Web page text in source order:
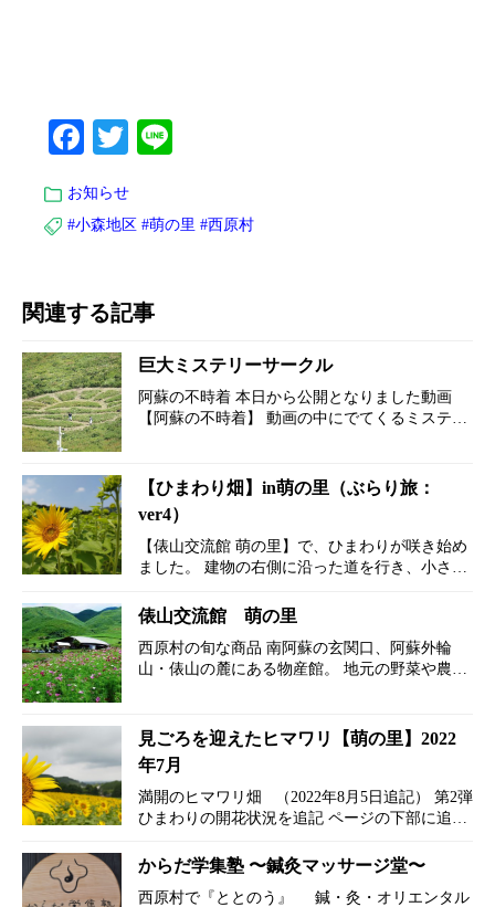
Facebook
Twitter
お知らせ
#小森地区 #萌の里 #西原村
関連する記事
巨大ミステリーサークル
阿蘇の不時着 本日から公開となりました動画
【阿蘇の不時着】 動画の中にでてくるミステリ
っと!くまもっと。熊本県観光チャンネル &nb…
【ひまわり畑】in萌の里（ぶらり旅：
ver4）
【俵山交流館 萌の里】で、ひまわりが咲き始め
ました。 建物の右側に沿った道を行き、小さな
畑があります。 ところどころ花が咲いてます。
きれいに咲いてい…
俵山交流館 萌の里
西原村の旬な商品 南阿蘇の玄関口、阿蘇外輪
山・俵山の麓にある物産館。 地元の野菜や農家
や、阿蘇のお土産も数多く取り揃えておりま
す。 &…
見ごろを迎えたヒマワリ【萌の里】2022
年7月
満開のヒマワリ畑 （2022年8月5日追記） 第2弾
ひまわりの開花状況を追記 ページの下部に追記
日 第２弾の向日葵畑 開花状況を追記 …
からだ学集塾 〜鍼灸マッサージ堂〜
西原村で『ととのう』 鍼・灸・オリエンタル